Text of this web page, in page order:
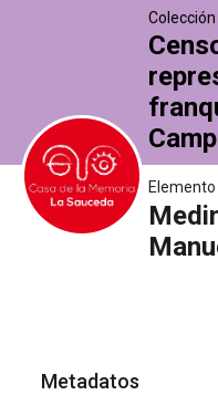
Colección
Elemento
Metadatos